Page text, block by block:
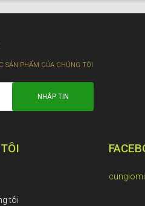
PHẨM CỦA CHÚNG TÔI
tôi